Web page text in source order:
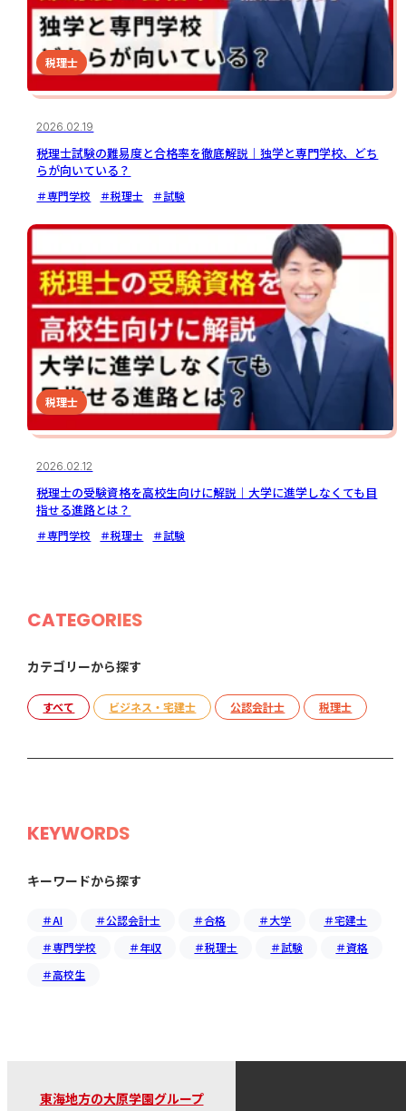
税理士
2026.02.19
税理士試験の難易度と合格率を徹底解説｜独学と専門学校、どち
らが向いている？
＃専門学校 ＃税理士 ＃試験
税理士
2026.02.12
税理士の受験資格を高校生向けに解説｜大学に進学しなくても目
指せる進路とは？
＃専門学校 ＃税理士 ＃試験
CATEGORIES
カテゴリーから探す
すべて ビジネス・宅建士 公認会計士 税理士
KEYWORDS
キーワードから探す
＃AI ＃公認会計士 ＃合格 ＃大学
＃宅建士
＃専門学校
＃年収 ＃税理士 ＃試験
＃資格
＃高校生
東海地方の大原学園グループ